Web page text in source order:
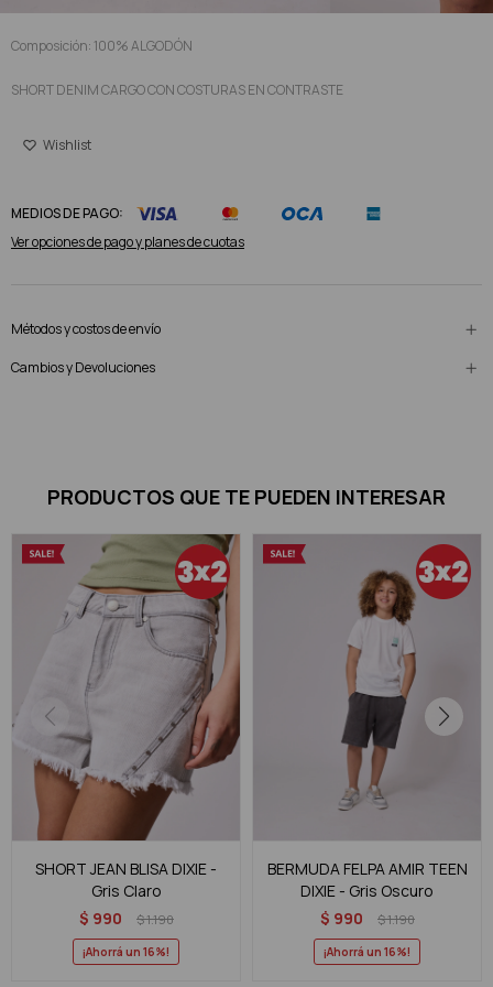
Composición: 100% ALGODÓN
SHORT DENIM CARGO CON COSTURAS EN CONTRASTE
MEDIOS DE PAGO:
Ver opciones de pago y planes de cuotas
Métodos y costos de envío
Cambios y Devoluciones
PRODUCTOS QUE TE PUEDEN INTERESAR
SHORT JEAN BLISA DIXIE -
Gris Claro
$ 990 $1.190
16
BERMUDA FELPA AMIR TEEN
DIXIE - Gris Oscuro
$ 990 $1.190
16